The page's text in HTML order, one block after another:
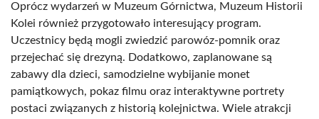
Oprócz wydarzeń w Muzeum Górnictwa, Muzeum Historii
Kolei również przygotowało interesujący program.
Uczestnicy będą mogli zwiedzić parowóz-pomnik oraz
przejechać się drezyną. Dodatkowo, zaplanowane są
zabawy dla dzieci, samodzielne wybijanie monet
pamiątkowych, pokaz filmu oraz interaktywne portrety
postaci związanych z historią kolejnictwa. Wiele atrakcji